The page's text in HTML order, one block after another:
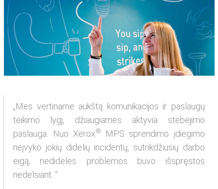
„Mes vertiname aukštą komunikacijos ir paslaugų
teikimo lygį, džiaugiamės aktyvia stebėjimo
paslauga. Nuo Xerox®
MPS sprendimo įdiegimo
neįvyko jokių didelių incidentų, sutrikdžiusių darbo
eigą; nedidelės problemos buvo išspręstos
nedelsiant. “